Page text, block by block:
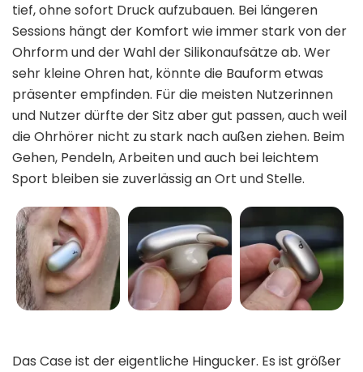
tief, ohne sofort Druck aufzubauen. Bei längeren
Sessions hängt der Komfort wie immer stark von der
Ohrform und der Wahl der Silikonaufsätze ab. Wer
sehr kleine Ohren hat, könnte die Bauform etwas
präsenter empfinden. Für die meisten Nutzerinnen
und Nutzer dürfte der Sitz aber gut passen, auch weil
die Ohrhörer nicht zu stark nach außen ziehen. Beim
Gehen, Pendeln, Arbeiten und auch bei leichtem
Sport bleiben sie zuverlässig an Ort und Stelle.
Das Case ist der eigentliche Hingucker. Es ist größer